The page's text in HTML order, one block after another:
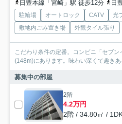
日豊本線「宮崎」駅 徒歩12分
日
駐輪場 オートロック CATV
光
敷地内ごみ置き場
外観タイル張り
こだわり条件の定番。コンビニ「セブン
(148m)にあります。味わい深くて趣きあ
募集中の部屋
2階
4.2万円
2階 / 34.80㎡ /